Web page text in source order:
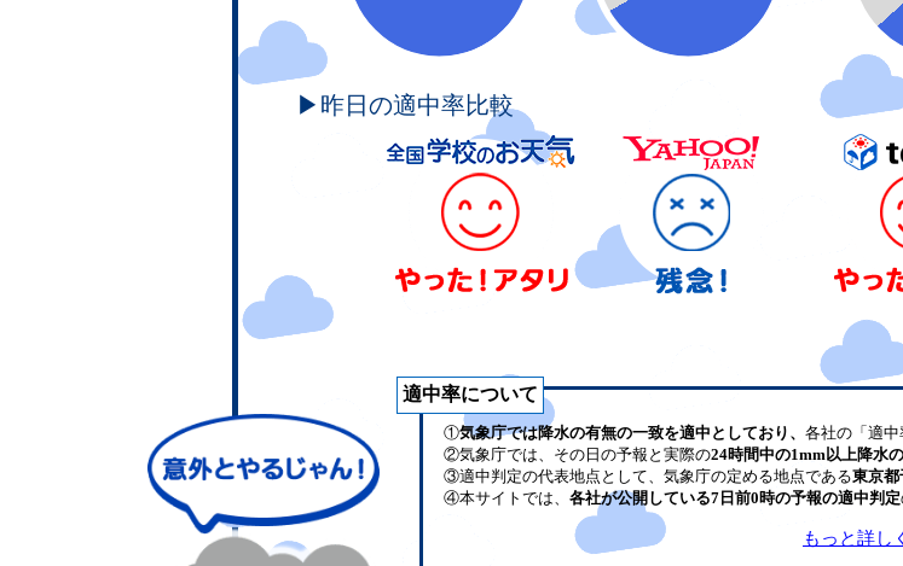
▶昨日の適中率比較
適中率について
①気象庁では降水の有無の一致を適中としており、 各社の「適中
②気象庁では、その日の予報と実際の24時間中の1mm以上降水の
③適中判定の代表地点として、気象庁の定める地点である東京都
④本サイトでは、 各社が公開している7日前0時の予報の適中判定
もっと詳し